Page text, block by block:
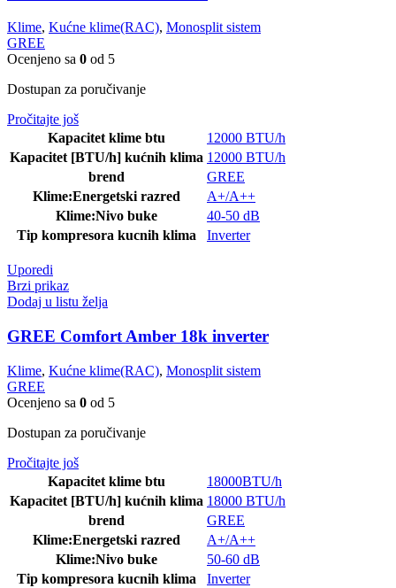
Klime, Kućne klime(RAC), Monosplit sistem
GREE
Ocenjeno sa 0 od 5
Dostupan za poručivanje
Pročitajte još
Kapacitet klime btu
12000 BTU/h
Kapacitet [BTU/h] kućnih klima 12000 BTU/h
brend
GREE
Klime:Energetski razred
A+/A++
Klime:Nivo buke
40-50 dB
Tip kompresora kucnih klima
Inverter
Uporedi
Brzi prikaz
Dodaj u listu želja
GREE Comfort Amber 18k inverter
Klime, Kućne klime(RAC), Monosplit sistem
GREE
Ocenjeno sa 0 od 5
Dostupan za poručivanje
Pročitajte još
Kapacitet klime btu
18000BTU/h
Kapacitet [BTU/h] kućnih klima 18000 BTU/h
brend
GREE
Klime:Energetski razred
A+/A++
Klime:Nivo buke
50-60 dB
Tip kompresora kucnih klima
Inverter